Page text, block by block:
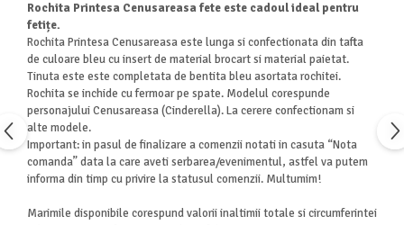
Rochita Printesa Cenusareasa fete este cadoul ideal pentru
fetițe.
Rochita Printesa Cenusareasa este lunga si confectionata din tafta
de culoare bleu cu insert de material brocart si material paietat.
Tinuta este este completata de bentita bleu asortata rochitei.
Rochita se inchide cu fermoar pe spate. Modelul corespunde
personajului Cenusareasa (Cinderella). La cerere confectionam si
alte modele.
Important: in pasul de finalizare a comenzii notati in casuta “Nota
comanda” data la care aveti serbarea/evenimentul, astfel va putem
informa din timp cu privire la statusul comenzii. Multumim!
Marimile disponibile corespund valorii inaltimii totale si circumferintei